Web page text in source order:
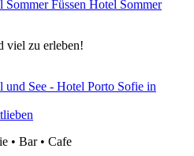
Hotel Sommer
viel zu erleben!
• Bar • Cafe